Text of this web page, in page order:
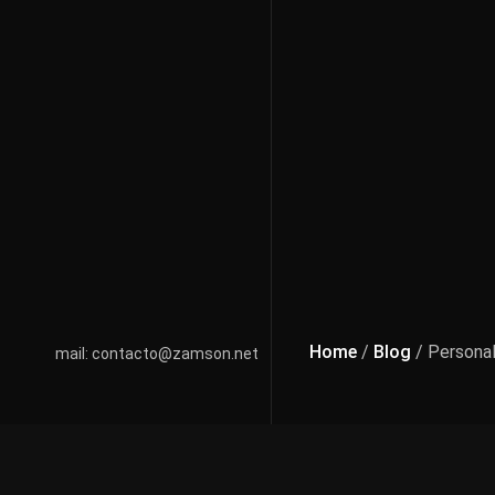
Home / Blog / Personal
mail: contacto@zamson.net